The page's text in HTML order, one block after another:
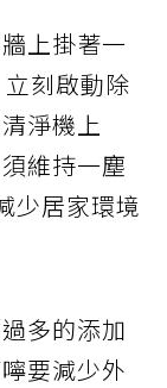
上掛著一
刻啟動除
淨機上
維持一塵
少居家環境
多的添加
要減少外